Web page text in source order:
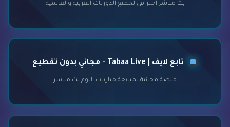
بث مباشر احترافي لجميع الدوريات العربية والعالمية
تابع لايف | Tabaa Live - مجاني بدون تقطيع
منصة مجانية لمتابعة مباريات اليوم بث مباشر